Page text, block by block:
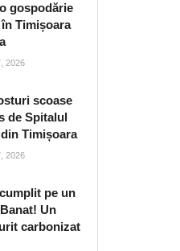
gospodărie
Timișoara
2026
scoase
de Spitalul
Timișoara
2026
pe un
Un
carbonizat